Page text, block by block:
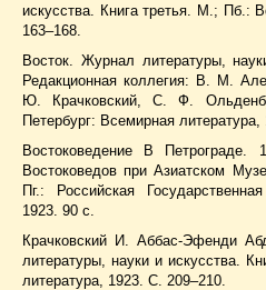
искусства. Книга третья. М.; Пб.:
163–168.
Восток. Журнал литературы,
Редакционная коллегия: В. М.
Ю. Крачковский, С. Ф.
Петербург: Всемирная литература,
Востоковедение В Петрограде.
Востоковедов при Азиатском
Пг.: Российская
1923. 90 с.
Крачковский И. Аббас-Эфенди
литературы, науки и искусства.
литература, 1923. С. 209–210.